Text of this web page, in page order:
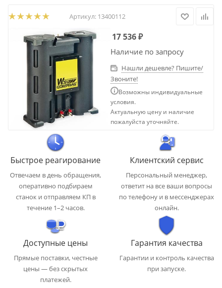
Артикул: 13400112
17 536₽
Наличие по запросу
Нашли дешевле? Пишите/
Звоните!
Возможны индивидуальные
условия.
Актуальную цену и наличие
пожалуйста уточняйте.
Быстрое реагирование
Отвечаем в день обращения,
оперативно подбираем
станок и отправляем КП в
течение 1–2 часов.
Клиентский сервис
Персональный менеджер,
ответит на все ваши вопросы
по телефону и в мессенджерах
онлайн.
Доступные цены
Прямые поставки, честные
цены — без скрытых
платежей.
Гарантия качества
Гарантии и контроль качества
при запуске.